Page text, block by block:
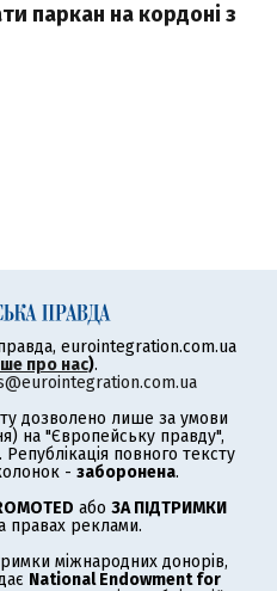
паркан на кордоні з
eurointegration.com.ua
про нас).
дозволено лише за умови
на "Європейську правду",
повного тексту
- заборонена.
або ЗА ПІДТРИМКИ
правах реклами.
міжнародних донорів,
National Endowment for